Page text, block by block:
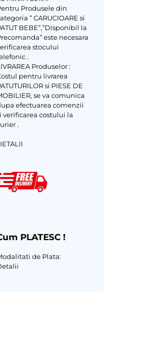
Produsele din
” CARUCIOARE si
BEBE”,”Disponibil la
este necesara
stocului
.
Produselor :
pentru livrarea
si PIESE DE
se va comunica
efectuarea comenzii
verificarea costului la
.
PLATESC !
de Plata: